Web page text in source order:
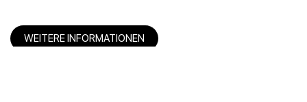
WEITERE INFORMATIONEN